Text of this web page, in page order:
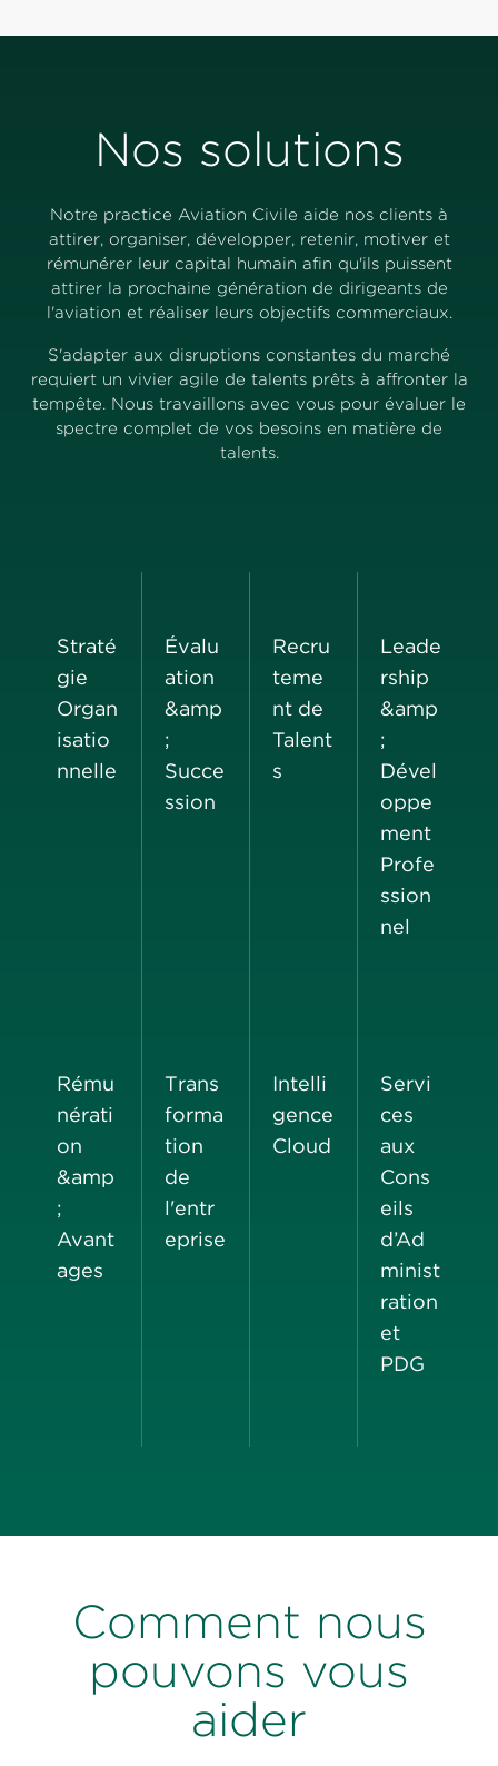
Nos solutions
Notre practice Aviation Civile aide nos clients à
attirer, organiser, développer, retenir, motiver et
rémunérer leur capital humain afin qu'ils puissent
attirer la prochaine génération de dirigeants de
l'aviation et réaliser leurs objectifs commerciaux.
S'adapter aux disruptions constantes du marché
requiert un vivier agile de talents prêts à affronter la
tempête. Nous travaillons avec vous pour évaluer le
spectre complet de vos besoins en matière de
talents.
Straté
gie
Organ
isatio
nnelle
Évalu
ation
&amp
;
Succe
ssion
Recru
teme
nt de
Talent
s
Leade
rship
&amp
;
Dével
oppe
ment
Profe
ssion
nel
Rému
nérati
on
&amp
;
Avant
ages
Trans
forma
tion
de
l'entr
eprise
Intelli
gence
Cloud
Servi
ces
aux
Cons
eils
d’Ad
minist
ration
et
PDG
Comment nous
pouvons vous
aider